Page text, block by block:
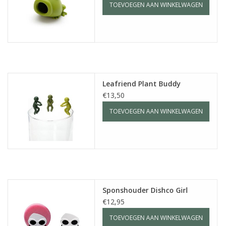
TOEVOEGEN AAN WINKELWAGEN
Leafriend Plant Buddy
€13,50
TOEVOEGEN AAN WINKELWAGEN
Sponshouder Dishco Girl
€12,95
TOEVOEGEN AAN WINKELWAGEN